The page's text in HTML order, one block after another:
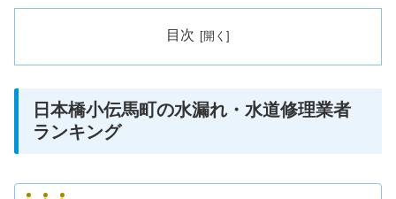
目次
日本橋小伝馬町の水漏れ・水道修理業者
ランキング